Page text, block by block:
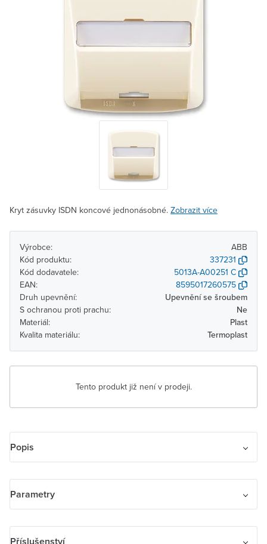
Kryt zásuvky ISDN koncové jednonásobné. Zobrazit více
Výrobce:
ABB
Kód produktu:
337231
Kód dodavatele:
5013A-A00251 C
EAN:
8595017260575
Druh upevnění:
Upevnění se šroubem
S ochranou proti prachu:
Ne
Materiál:
Plast
Kvalita materiálu:
Termoplast
Tento produkt již není v prodeji.
Popis
Parametry
Název parametru Hodnota